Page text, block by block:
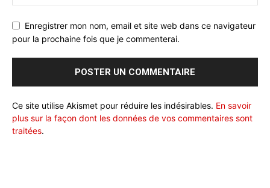
Enregistrer mon nom, email et site web dans ce navigateur
pour la prochaine fois que je commenterai.
Ce site utilise Akismet pour réduire les indésirables. En savoir
plus sur la façon dont les données de vos commentaires sont
traitées.